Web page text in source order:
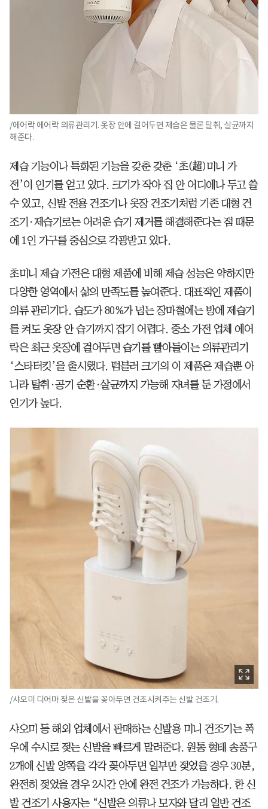
/에어락 에어락 의류관리기. 옷장 안에 걸어두면 제습은 물론 탈취, 살균까지
해준다.
제습 기능이나 특화된 기능을 갖춘 갖춘 ‘초(超)미니 가
전’이 인기를 얻고 있다. 크기가 작아 집 안 어디에나 두고 쓸
수 있고, 신발 전용 건조기나 옷장 건조기처럼 기존 대형 건
조기·제습기로는 어려운 습기 제거를 해결해준다는 점 때문
에 1인 가구를 중심으로 각광받고 있다.
초미니 제습 가전은 대형 제품에 비해 제습 성능은 약하지만
다양한 영역에서 삶의 만족도를 높여준다. 대표적인 제품이
의류 관리기다. 습도가 80%가 넘는 장마철에는 방에 제습기
를 켜도 옷장 안 습기까지 잡기 어렵다. 중소 가전 업체 에어
락은 최근 옷장에 걸어두면 습기를 빨아들이는 의류관리기
‘스타터킷’을 출시했다. 텀블러 크기의 이 제품은 제습뿐 아
니라 탈취·공기 순환·살균까지 가능해 자녀를 둔 가정에서
인기가 높다.
/샤오미 디어마 젖은 신발을 꽂아두면 건조시켜주는 신발 건조기.
샤오미 등 해외 업체에서 판매하는 신발용 미니 건조기는 폭
우에 수시로 젖는 신발을 빠르게 말려준다. 원통 형태 송풍구
2개에 신발 양쪽을 각각 꽂아두면 일부만 젖었을 경우 30분,
완전히 젖었을 경우 2시간 안에 완전 건조가 가능하다. 한 신
발 건조기 사용자는 “신발은 의류나 모자와 달리 일반 건조